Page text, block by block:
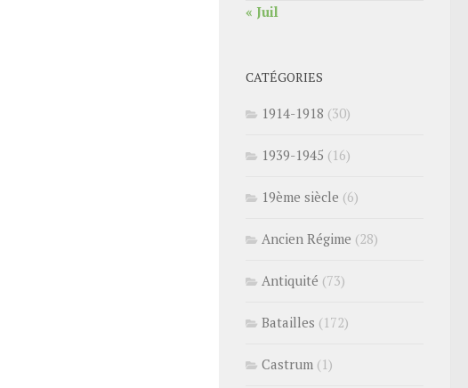
« Juil
CATÉGORIES
1914-1918 (30)
1939-1945 (16)
19ème siècle (6)
Ancien Régime (28)
Antiquité (73)
Batailles (172)
Castrum (1)